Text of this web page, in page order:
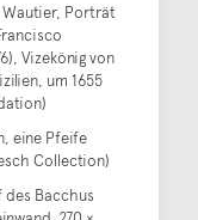
Wautier, Porträt
Vizekönig von
um 1655
eine Pfeife
Collection)
Bacchus